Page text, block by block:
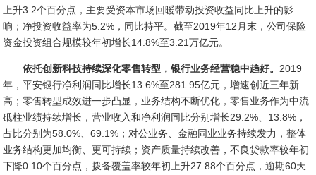
上升3.2个百分点，主要受资本市场回暖带动投资收益同比上升的影
响；净投资收益率为5.2%，同比持平。截至2019年12月末，公司保险
资金投资组合规模较年初增长14.8%至3.21万亿元。
依托创新科技持续深化零售转型，银行业务经营稳中趋好。 2019
年，平安银行净利润同比增长13.6%至281.95亿元，增速创近三年新
高；零售转型成效进一步凸显，业务结构不断优化，零售业务作为中流
砥柱业绩持续增长，营业收入和净利润同比分别增长29.2%、13.8%，
占比分别为58.0%、69.1%；对公业务、金融同业业务持续发力，整体
业务结构更加均衡、更可持续；资产质量持续改善，不良贷款率较年初
下降0.10个百分点，拨备覆盖率较年初上升27.88个百分点，逾期60天